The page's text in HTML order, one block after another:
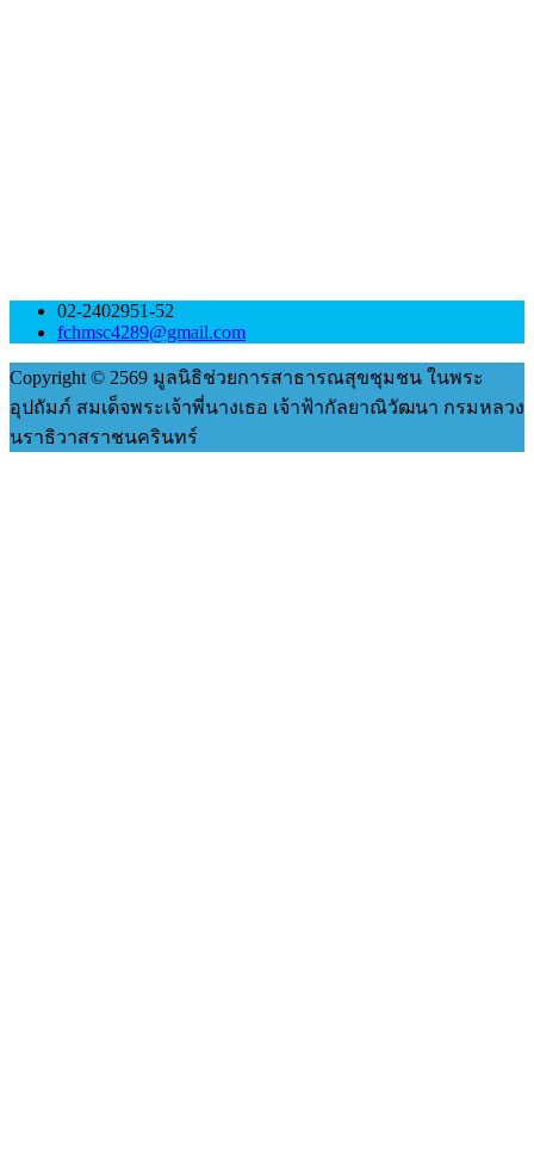
02-2402951-52
fchmsc4289@gmail.com
Copyright © 2569 มูลนิธิช่วยการสาธารณสุขชุมชน ในพระ
อุปถัมภ์ สมเด็จพระเจ้าพี่นางเธอ เจ้าฟ้ากัลยาณิวัฒนา กรมหลวง
นราธิวาสราชนครินทร์